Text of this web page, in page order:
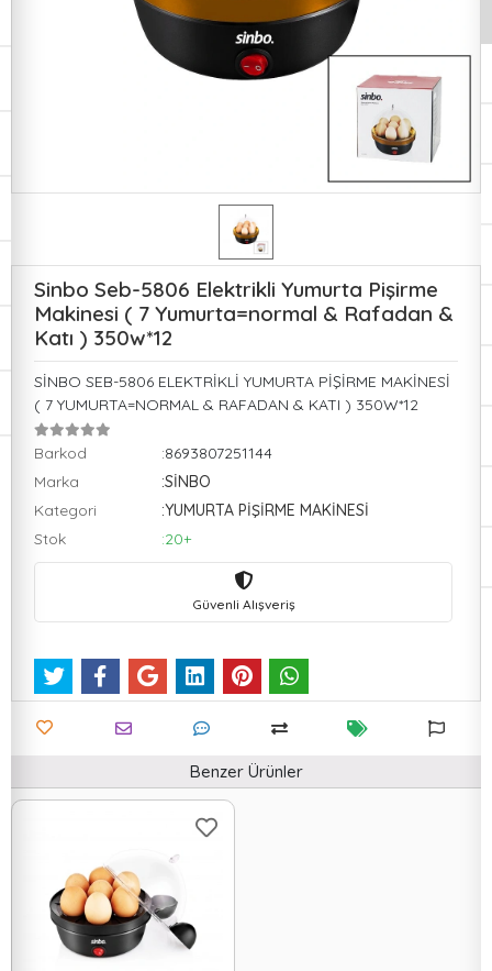
Sinbo Seb-5806 Elektrikli Yumurta Pişirme
Makinesi ( 7 Yumurta=normal & Rafadan &
Katı ) 350w*12
SİNBO SEB-5806 ELEKTRİKLİ YUMURTA PİŞİRME MAKİNESİ
( 7 YUMURTA=NORMAL & RAFADAN & KATI ) 350W*12
Barkod
:8693807251144
Marka
:SİNBO
Kategori
:YUMURTA PİŞİRME MAKİNESİ
Stok
:20+
Güvenli Alışveriş
Benzer Ürünler